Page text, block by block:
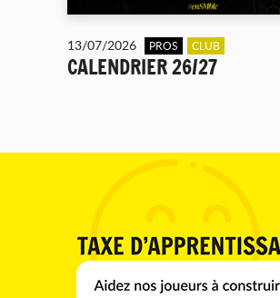
13/07/2026 PROS CLUB
CALENDRIER 26/27